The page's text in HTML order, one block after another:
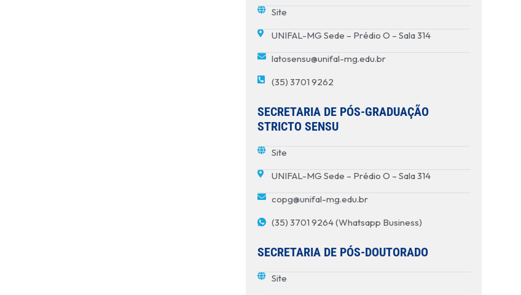
Site
UNIFAL-MG Sede – Prédio O – Sala 314
latosensu@unifal-mg.edu.br
(35) 3701 9262
SECRETARIA DE PÓS-GRADUAÇÃO
STRICTO SENSU
Site
UNIFAL-MG Sede – Prédio O – Sala 314
copg@unifal-mg.edu.br
(35) 3701 9264 (Whatsapp Business)
SECRETARIA DE PÓS-DOUTORADO
Site